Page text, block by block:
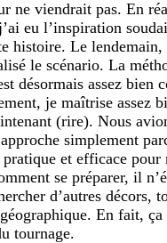
ne viendrait pas. En
eu l’inspiration
histoire. Le lendemain,
le scénario. La
désormais assez bien
je maîtrise assez
(rire). Nous
simplement
pratique et efficace
se préparer, il
d’autres décors,
En fait,
tournage.